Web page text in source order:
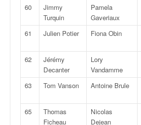
60
Jimmy
Turquin
Pamela
Gaveriaux
61 Julien Potier Fiona Obin
62
Jérémy
Decanter
Lory
Vandamme
63 Tom Vanson Antoine Brule
65
Thomas
Ficheau
Nicolas
Dejean